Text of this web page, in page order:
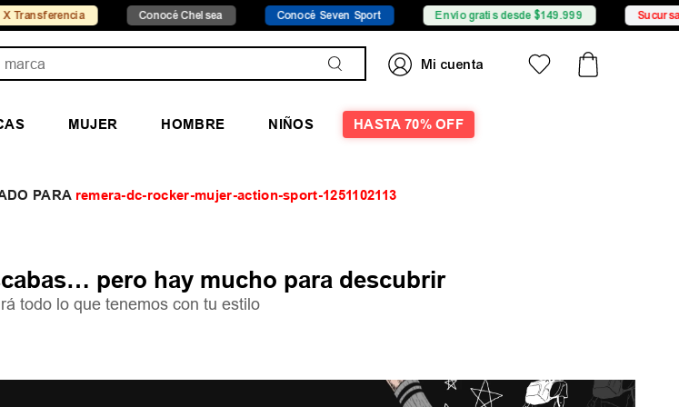
Conocé Chelsea Conocé Seven Sport Envío gratis desde $149.999 Sucursales
MUJER HOMBRE NIÑOS HASTA 70% OFF
remera-dc-rocker-mujer-action-sport-1251102113
pero hay mucho para descubrir
todo lo que tenemos con tu estilo